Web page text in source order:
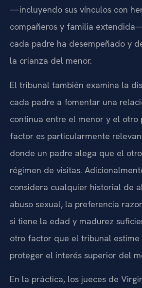
—incluyendo sus vínculos con
compañeros y familia
cada padre ha desempeñado y
la crianza del menor.
El tribunal también examina la
cada padre a fomentar una
continua entre el menor y el otro
factor es particularmente
donde un padre alega que el
régimen de visitas.
considera cualquier historial de
abuso sexual, la preferencia
si tiene la edad y madurez
otro factor que el tribunal estime
proteger el interés superior del
En la práctica, los jueces de